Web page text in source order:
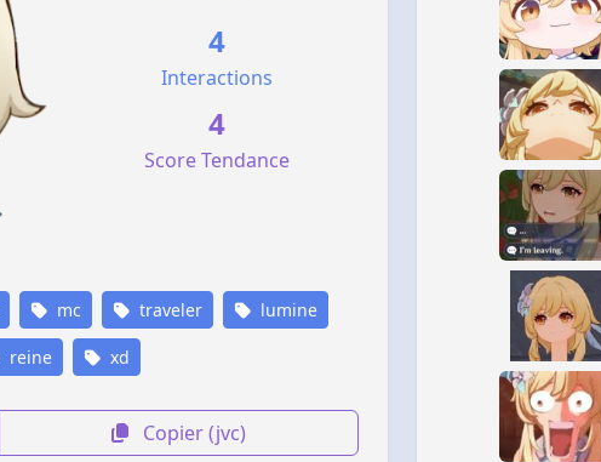
4
Interactions
4
Score Tendance
mc traveler lumine
reine xd
Copier (jvc)